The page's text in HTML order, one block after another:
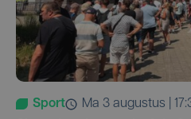
Sport
ma 3 augustus |